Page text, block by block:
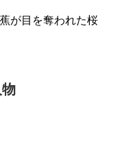
が目を奪われた桜